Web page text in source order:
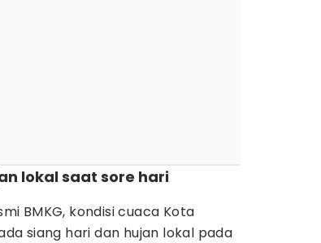
lokal saat sore hari
BMKG, kondisi cuaca Kota
siang hari dan hujan lokal pada